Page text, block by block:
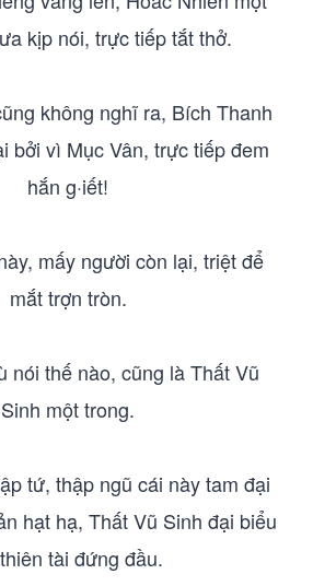
kịp nói, trực tiếp tắt thở.
không nghĩ ra, Bích Thanh
bởi vì Mục Vân, trực tiếp đem
hắn g·iết!
mấy người còn lại, triệt để
mắt trợn tròn.
nói thế nào, cũng là Thất Vũ
Sinh một trong.
tứ, thập ngũ cái này tam đại
hạt hạ, Thất Vũ Sinh đại biểu
tài đứng đầu.